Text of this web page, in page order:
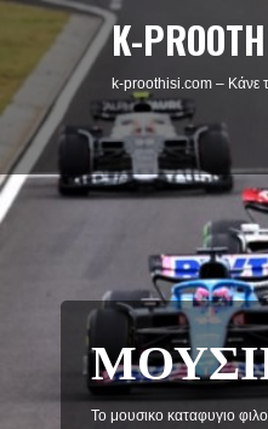
K-
k-proothisi.com – Κάνε
Το μουσικο καταφυγιο